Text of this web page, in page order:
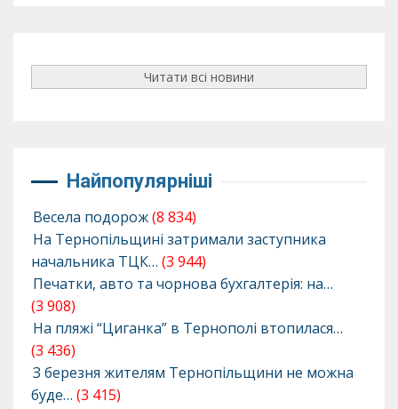
Читати всі новини
Найпопулярніші
Весела подорож(8 834)
На Тернопільщині затримали заступника
начальника ТЦК… (3 944)
Печатки, авто та чорнова бухгалтерія: на…
(3 908)
На пляжі “Циганка” в Тернополі втопилася…
(3 436)
З березня жителям Тернопільщини не можна
буде… (3 415)